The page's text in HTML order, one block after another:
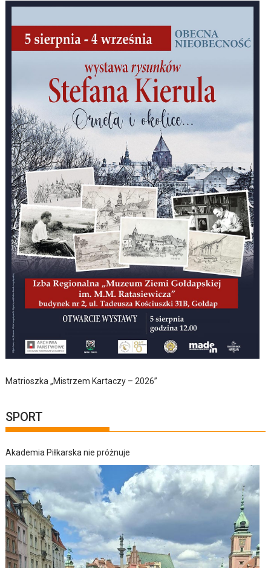
Matrioszka „Mistrzem Kartaczy – 2026”
SPORT
Akademia Piłkarska nie próżnuje